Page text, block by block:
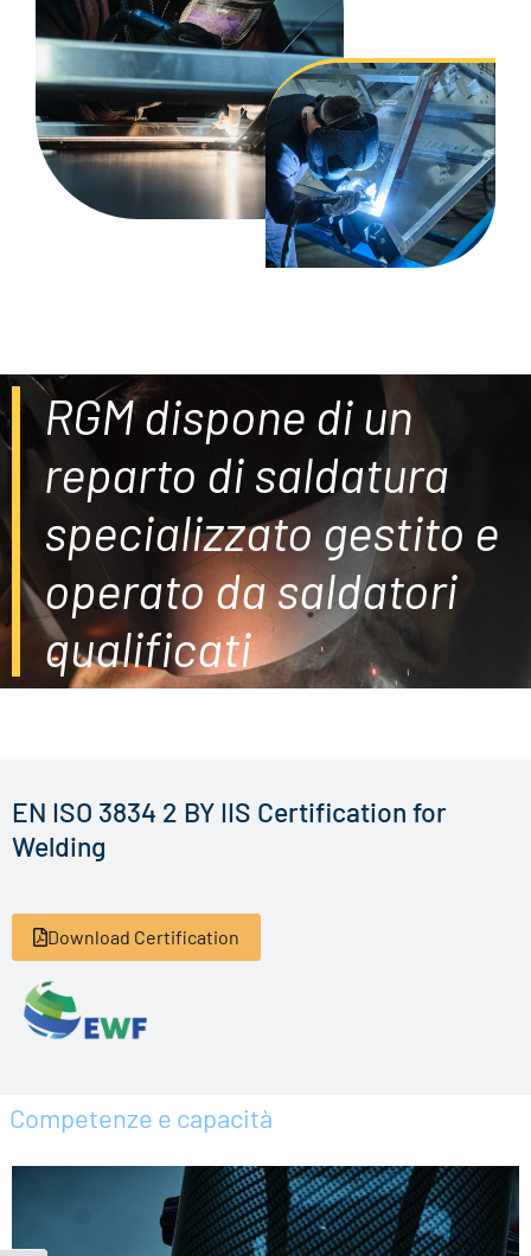
RGM dispone di un
reparto di saldatura
specializzato gestito e
operato da saldatori
qualificati
EN ISO 3834 2 BY IIS Certification for
Welding
Download Certification
Competenze e capacità